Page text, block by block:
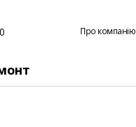
Про компанію